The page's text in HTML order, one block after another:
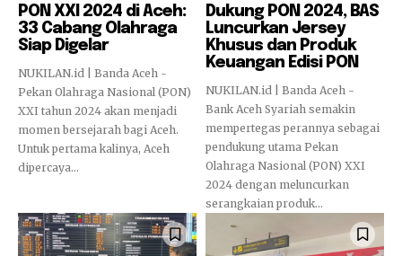
PON XXI 2024 di Aceh:
33 Cabang Olahraga
Siap Digelar
NUKILAN.id | Banda Aceh -
Pekan Olahraga Nasional (PON)
XXI tahun 2024 akan menjadi
momen bersejarah bagi Aceh.
Untuk pertama kalinya, Aceh
dipercaya...
Dukung PON 2024, BAS
Luncurkan Jersey
Khusus dan Produk
Keuangan Edisi PON
NUKILAN.id | Banda Aceh -
Bank Aceh Syariah semakin
mempertegas perannya sebagai
pendukung utama Pekan
Olahraga Nasional (PON) XXI
2024 dengan meluncurkan
serangkaian produk...